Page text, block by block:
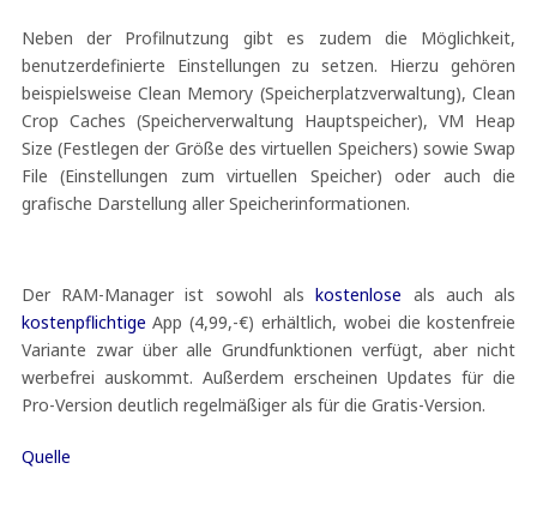
Neben der Profilnutzung gibt es zudem die Möglichkeit,
benutzerdefinierte Einstellungen zu setzen. Hierzu gehören
beispielsweise Clean Memory (Speicherplatzverwaltung), Clean
Crop Caches (Speicherverwaltung Hauptspeicher), VM Heap
Size (Festlegen der Größe des virtuellen Speichers) sowie Swap
File (Einstellungen zum virtuellen Speicher) oder auch die
grafische Darstellung aller Speicherinformationen.
Der RAM-Manager ist sowohl alskostenlose als auch als
kostenpflichtige App (4,99,-€) erhältlich, wobei die kostenfreie
Variante zwar über alle Grundfunktionen verfügt, aber nicht
werbefrei auskommt. Außerdem erscheinen Updates für die
Pro-Version deutlich regelmäßiger als für die Gratis-Version.
Quelle